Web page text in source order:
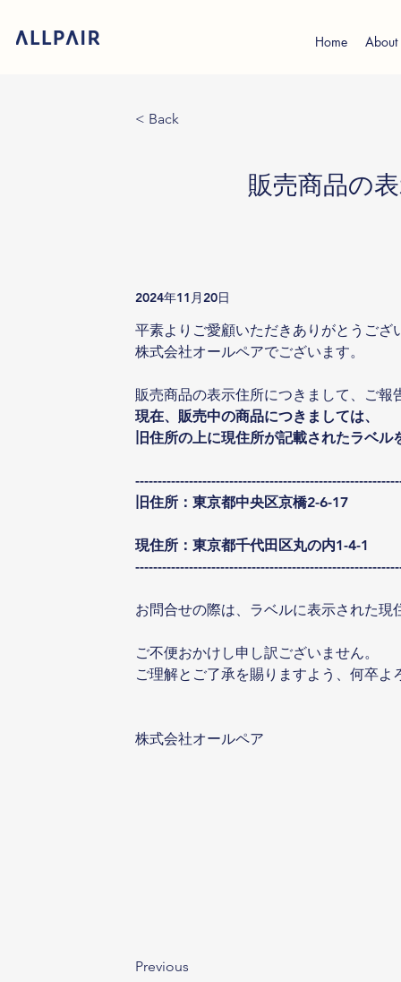
Home About
< Back
販売商品の
2024年11月20日
平素よりご愛顧いただきありがとうござ
株式会社オールペアでございます。
販売商品の表示住所につきまして、ご報
現在、販売中の商品につきましては、
旧住所の上に現住所が記載されたラベ
旧住所：東京都中央区京橋2-6-17
現住所：東京都千代田区丸の内1-4-1
お問合せの際は、ラベルに表示された
ご不便おかけし申し訳ございません。
ご理解とご了承を賜りますよう、何卒よ
株式会社オールペア
Previous